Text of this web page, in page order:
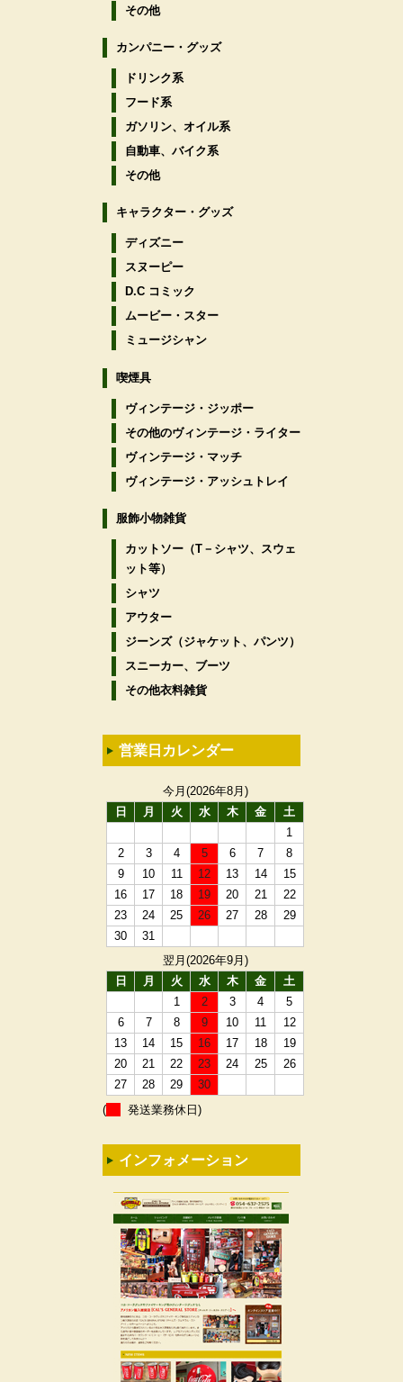
その他
カンパニー・グッズ
ドリンク系
フード系
ガソリン、オイル系
自動車、バイク系
その他
キャラクター・グッズ
ディズニー
スヌーピー
D.C コミック
ムービー・スター
ミュージシャン
喫煙具
ヴィンテージ・ジッポー
その他のヴィンテージ・ライター
ヴィンテージ・マッチ
ヴィンテージ・アッシュトレイ
服飾小物雑貨
カットソー（T－シャツ、スウェ
ット等）
シャツ
アウター
ジーンズ（ジャケット、パンツ）
スニーカー、ブーツ
その他衣料雑貨
営業日カレンダー
今月(2026年8月)
日
月 火 水 木 金
土
1
2
3 4 5 6 7
8
9
10 11 12 13 14
15
16
17 18 19 20 21
22
23
24 25 26 27 28
29
30
31
翌月(2026年9月)
日
月 火 水 木 金
土
1
2 3 4
5
6
7 8 9 10 11
12
13
14 15 16 17 18
19
20
21 22 23 24 25
26
27
28 29
30
(
発送業務休日)
インフォメーション